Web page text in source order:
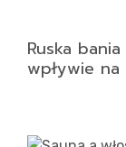
Ruska
wpływie